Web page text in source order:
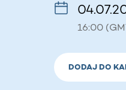
16:00
DODAJ DO